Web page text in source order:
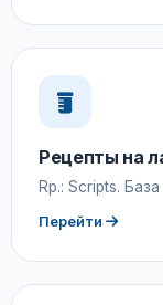
Рецепты на
Rp.: Scripts.
Перейти